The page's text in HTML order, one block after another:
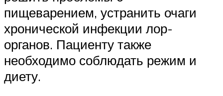
пищеварением, устранить очаги
хронической инфекции лор-
органов. Пациенту также
необходимо соблюдать режим и
диету.